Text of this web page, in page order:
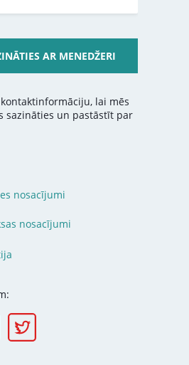
AR MENEDŽERI
lai mēs
sazināties un pastāstīt par
nosacījumi
nosacījumi